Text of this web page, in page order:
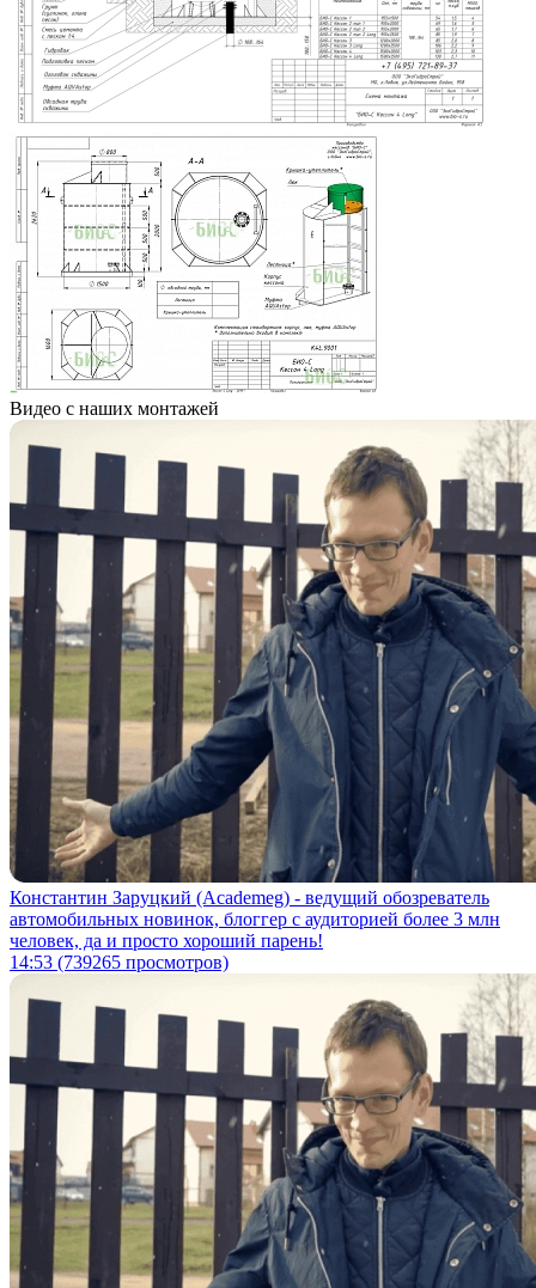
Видео с наших монтажей
Константин Заруцкий (Academeg) - ведущий обозреватель
автомобильных новинок, блоггер с аудиторией более 3 млн
человек, да и просто хороший парень!
14:53 (739265 просмотров)